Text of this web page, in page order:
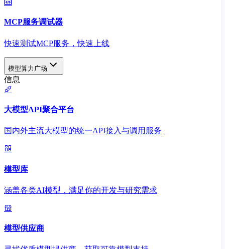
MCP服务调试器
快速测试MCP服务，快速上线
模型算力广场
信息
大模型API聚合平台
国内外主流大模型的统一API接入与调用服务
模型库
涵盖各类AI模型，满足你的开发与研究需求
模型供应商